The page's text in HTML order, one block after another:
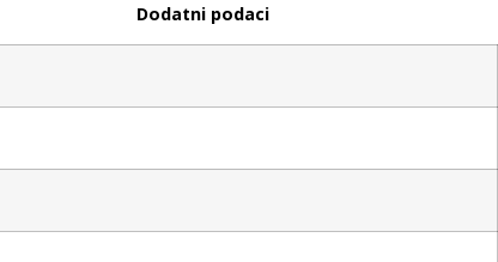
Dodatni podaci